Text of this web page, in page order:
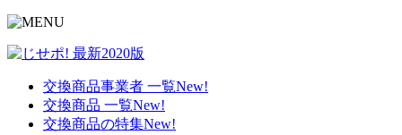
交換商品事業者 一覧New!
交換商品 一覧New!
交換商品の特集New!